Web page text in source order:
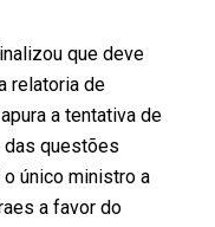
que deve
relatoria de
a tentativa de
das questões
único ministro a
a favor do